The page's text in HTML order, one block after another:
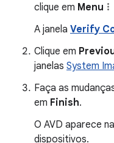
clique em Menu
A janela Verify
Clique em
janelas System
Faça as
em Finish.
O AVD aparece
dispositivos.